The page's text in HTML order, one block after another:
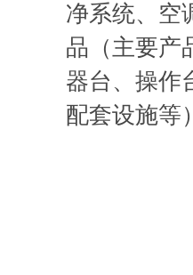
净系统、空
品（主要产
器台、操作
配套设施等